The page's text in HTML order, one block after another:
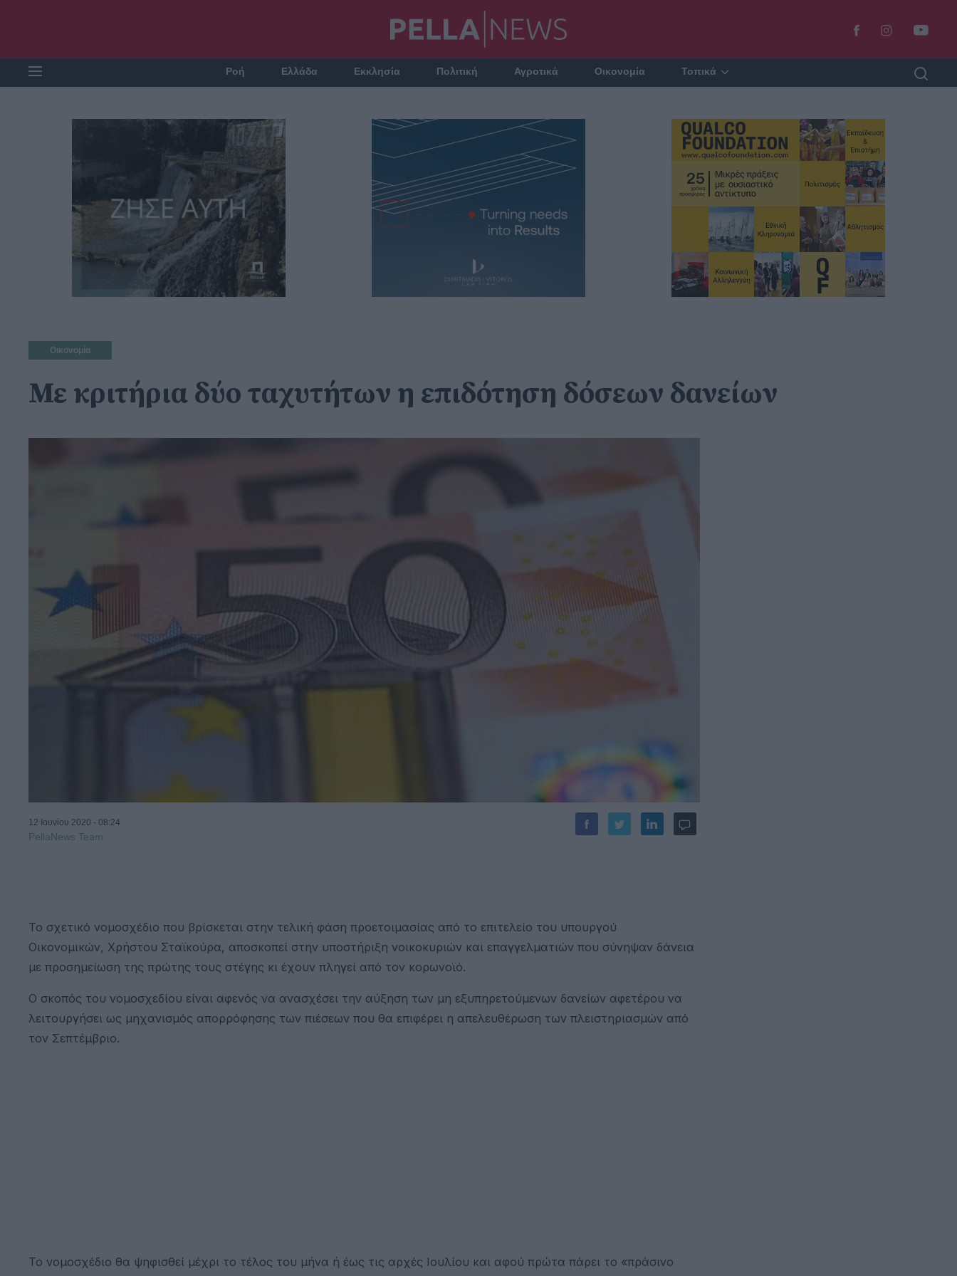
Ροή Ελλάδα Εκκλησία Πολιτική Αγροτικά Οικονομία Τοπικά
Οικονομία
Με κριτήρια δύο ταχυτήτων η επιδότηση δόσεων δανείων
12 Ιουνίου 2020 - 08:24
PellaNews Team
Το σχετικό νομοσχέδιο που βρίσκεται στην τελική φάση προετοιμασίας από το επιτελείο του υπουργού
Οικονομικών, Χρήστου Σταϊκούρα, αποσκοπεί στην υποστήριξη νοικοκυριών και επαγγελματιών που σύνηψαν δάνεια
με προσημείωση της πρώτης τους στέγης κι έχουν πληγεί από τον κορωνοϊό.
Ο σκοπός του νομοσχεδίου είναι αφενός να ανασχέσει την αύξηση των μη εξυπηρετούμενων δανείων αφετέρου να
λειτουργήσει ως μηχανισμός απορρόφησης των πιέσεων που θα επιφέρει η απελευθέρωση των πλειστηριασμών από
τον Σεπτέμβριο.
Το νομοσχέδιο θα ψηφισθεί μέχρι το τέλος του μήνα ή έως τις αρχές Ιουλίου και αφού πρώτα πάρει το «πράσινο